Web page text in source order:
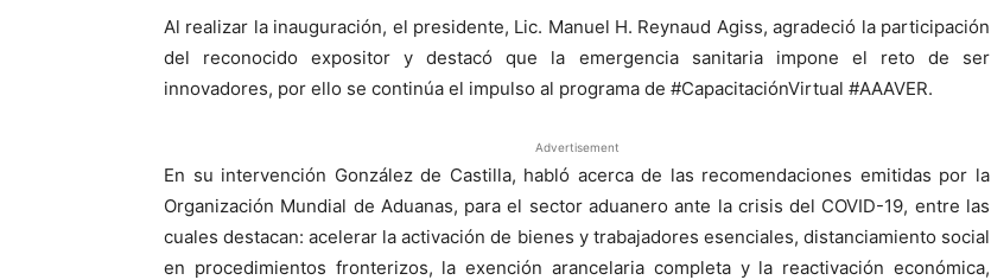
Al realizar la inauguración, el presidente, Lic. Manuel H. Reynaud Agiss, agradeció la participación
del reconocido expositor y destacó que la emergencia sanitaria impone el reto de ser
innovadores, por ello se continúa el impulso al programa de #CapacitaciónVirtual #AAAVER.
Advertisement
En su intervención González de Castilla, habló acerca de las recomendaciones emitidas por la
Organización Mundial de Aduanas, para el sector aduanero ante la crisis del COVID-19, entre las
cuales destacan: acelerar la activación de bienes y trabajadores esenciales, distanciamiento social
en procedimientos fronterizos, la exención arancelaria completa y la reactivación económica,